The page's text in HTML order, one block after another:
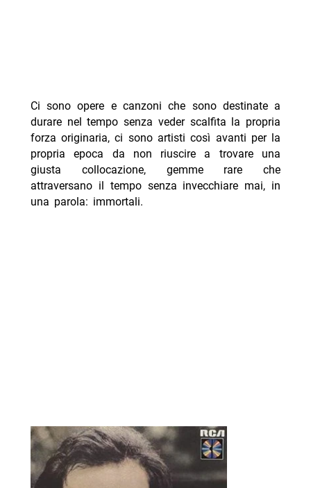
Ci sono opere e canzoni che sono destinate a
durare nel tempo senza veder scalfita la propria
forza originaria, ci sono artisti così avanti per la
propria epoca da non riuscire a trovare una
giusta collocazione, gemme rare che
attraversano il tempo senza invecchiare mai, in
una parola: immortali.